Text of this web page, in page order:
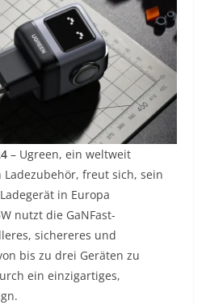
– Ugreen, ein weltweit
freut sich, sein
in Europa
nutzt die GaNFast-
sichereres und
bis zu drei Geräten zu
ein einzigartiges,